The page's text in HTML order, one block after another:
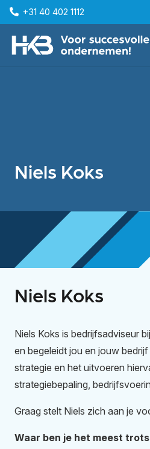
+31 40 402 1112
Niels Koks
Niels Koks
Niels Koks is bedrijfsadviseur
en begeleidt jou en jouw
strategie en het uitvoeren
strategiebepaling,
Graag stelt Niels zich aan je
Waar ben je het meest